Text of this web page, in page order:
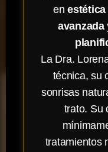
en
La Dra.
técnica, su
sonrisas
trato. Su
tratamientos